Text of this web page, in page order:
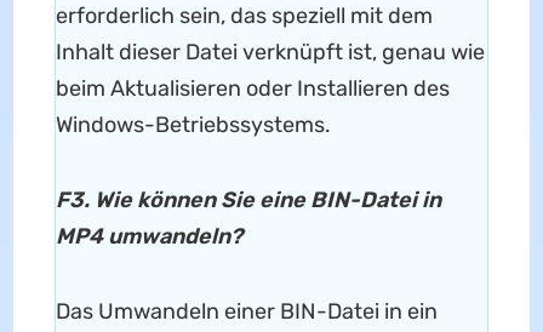
erforderlich sein, das speziell mit dem
Inhalt dieser Datei verknüpft ist, genau wie
beim Aktualisieren oder Installieren des
Windows-Betriebssystems.
F3. Wie können Sie eine BIN-Datei in
MP4 umwandeln?
Das Umwandeln einer BIN-Datei in ein